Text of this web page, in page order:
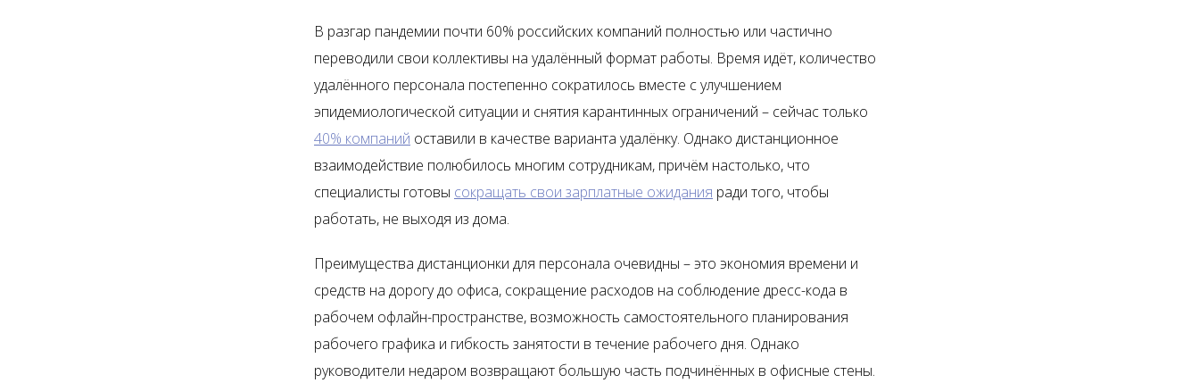
В разгар пандемии почти 60% российских компаний полностью или частично
переводили свои коллективы на удалённый формат работы. Время идёт, количество
удалённого персонала постепенно сократилось вместе с улучшением
эпидемиологической ситуации и снятия карантинных ограничений – сейчас только
40% компаний оставили в качестве варианта удалёнку. Однако дистанционное
взаимодействие полюбилось многим сотрудникам, причём настолько, что
специалисты готовы сокращать свои зарплатные ожидания ради того, чтобы
работать, не выходя из дома.
Преимущества дистанционки для персонала очевидны – это экономия времени и
средств на дорогу до офиса, сокращение расходов на соблюдение дресс-кода в
рабочем офлайн-пространстве, возможность самостоятельного планирования
рабочего графика и гибкость занятости в течение рабочего дня. Однако
руководители недаром возвращают большую часть подчинённых в офисные стены.